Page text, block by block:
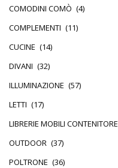
COMODINI COMÒ (4)
COMPLEMENTI (11)
CUCINE (14)
DIVANI (32)
ILLUMINAZIONE (57)
LETTI (17)
LIBRERIE MOBILI CONTENITORE
OUTDOOR (37)
POLTRONE (36)